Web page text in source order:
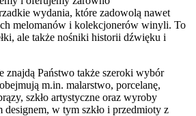
wydania, które zadowolą nawet
melomanów i kolekcjonerów winyli. To
ale także nośniki historii dźwięku i
znajdą Państwo także szeroki wybór
m.in. malarstwo, porcelanę,
szkło artystyczne oraz wyroby
w tym szkło i przedmioty z